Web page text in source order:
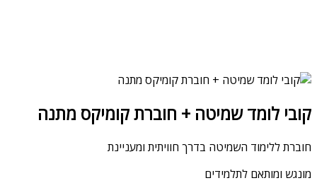
קובי לומד שמיטה + חוברת קומיקס מתנה
חוברת ללימוד השמיטה בדרך חוויתית ומעניינת
מונגש ומותאם לתלמידים